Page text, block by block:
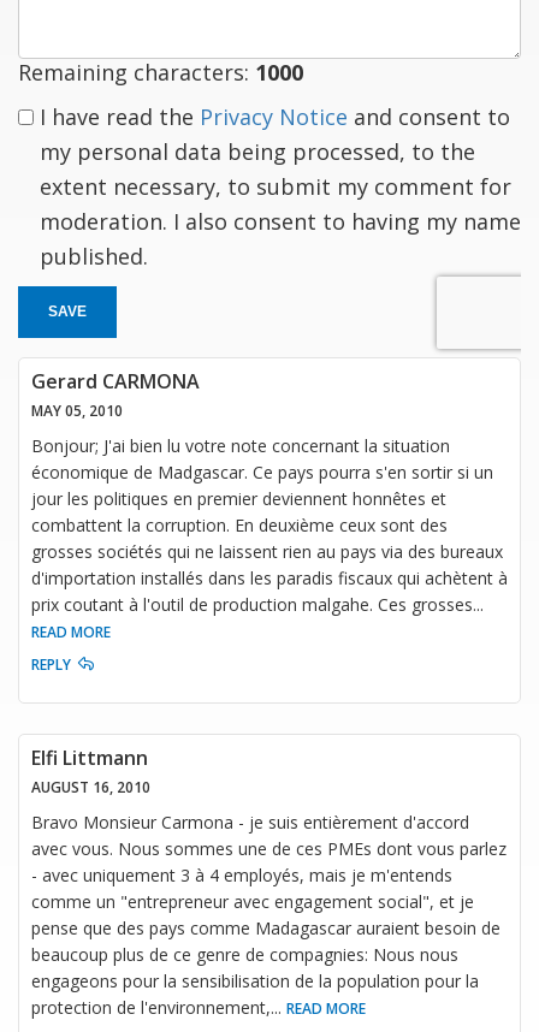
Remaining characters: 1000
I have read the Privacy Notice and consent to
my personal data being processed, to the
extent necessary, to submit my comment for
moderation. I also consent to having my name
published.
SAVE
Gerard CARMONA
MAY 05, 2010
Bonjour; J'ai bien lu votre note concernant la situation
économique de Madgascar. Ce pays pourra s'en sortir si un
jour les politiques en premier deviennent honnêtes et
combattent la corruption. En deuxième ceux sont des
grosses sociétés qui ne laissent rien au pays via des bureaux
d'importation installés dans les paradis fiscaux qui achètent à
prix coutant à l'outil de production malgahe. Ces grosses...
READ MORE
REPLY
Elfi Littmann
AUGUST 16, 2010
Bravo Monsieur Carmona - je suis entièrement d'accord
avec vous. Nous sommes une de ces PMEs dont vous parlez
- avec uniquement 3 à 4 employés, mais je m'entends
comme un "entrepreneur avec engagement social", et je
pense que des pays comme Madagascar auraient besoin de
beaucoup plus de ce genre de compagnies: Nous nous
engageons pour la sensibilisation de la population pour la
protection de l'environnement,... READ MORE